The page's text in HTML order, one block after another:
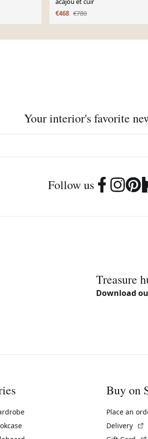
€468 €780
Your interior's favorite
Follow us
Treasure
Download
Buy on
Place an
Delivery